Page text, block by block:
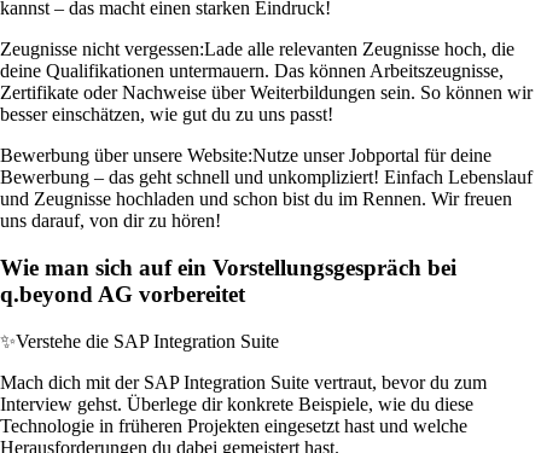
kannst – das macht einen starken Eindruck!
Zeugnisse nicht vergessen:Lade alle relevanten Zeugnisse hoch, die
deine Qualifikationen untermauern. Das können Arbeitszeugnisse,
Zertifikate oder Nachweise über Weiterbildungen sein. So können wir
besser einschätzen, wie gut du zu uns passt!
Bewerbung über unsere Website:Nutze unser Jobportal für deine
Bewerbung – das geht schnell und unkompliziert! Einfach Lebenslauf
und Zeugnisse hochladen und schon bist du im Rennen. Wir freuen
uns darauf, von dir zu hören!
Wie man sich auf ein Vorstellungsgespräch bei
q.beyond AG vorbereitet
✨Verstehe die SAP Integration Suite
Mach dich mit der SAP Integration Suite vertraut, bevor du zum
Interview gehst. Überlege dir konkrete Beispiele, wie du diese
Technologie in früheren Projekten eingesetzt hast und welche
Herausforderungen du dabei gemeistert hast.